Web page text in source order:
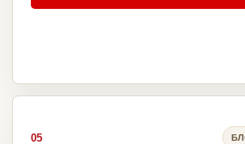
05